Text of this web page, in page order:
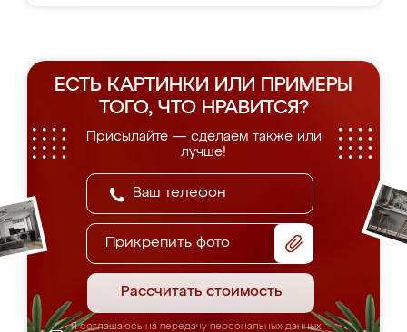
ЕСТЬ КАРТИНКИ ИЛИ ПРИМЕРЫ
ТОГО, ЧТО НРАВИТСЯ?
Присылайте — сделаем также или
лучше!
Прикрепить фото
Рассчитать стоимость
Я соглашаюсь на передачу персональных данных